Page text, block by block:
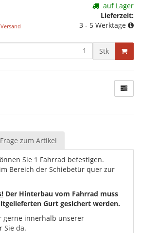
Versand
auf Lager
Lieferzeit:
3 - 5 Werktage
Stk
Frage zum Artikel
Sie 1 Fahrrad befestigen.
Bereich der Schiebetür quer zur
Der Hinterbau vom Fahrrad muss
Gurt gesichert werden.
gerne innerhalb unserer
Sie da.